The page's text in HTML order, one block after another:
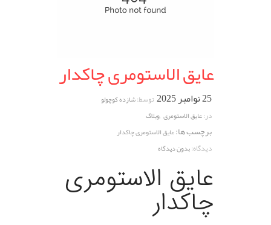
عایق الاستومری چاکدار
25 نوامبر 2025 توسط:شازده کوچولو
در:عایق الاستومری ,وبلاگ
برچسب ها:عایق الاستومری چاکدار
دیدگاه:بدون دیدگاه
عایق الاستومری
چاکدار